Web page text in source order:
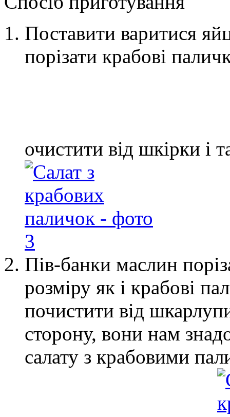
Поставити варитися
порізати крабові
очистити від шкірки і
Пів-банки маслин
розміру як і крабові
почистити від
сторону, вони нам
салату з крабовими